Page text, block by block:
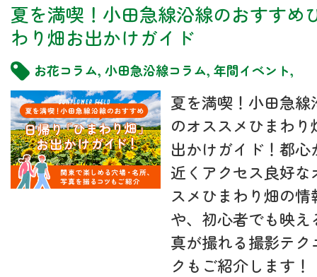
夏を満喫！小田急線沿線のおすすめ
わり畑お出かけガイド
お花コラム, 小田急沿線コラム, 年間イベント,
夏を満喫！小田急線
のオススメひまわり
出かけガイド！都心
近くアクセス良好な
スメひまわり畑の情
や、初心者でも映え
真が撮れる撮影テク
クもご紹介します！